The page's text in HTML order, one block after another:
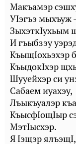
Макъамэр
УIэгъэ мыхъуж
ЗыхэткIухьым
И гъыбзэу
КъыщIохьэхэр
КъыдокIхэр
Шууейхэр си
Сабаем иуахэу,
Лъыкъуалэр
КъысфIощIыр
МэтIысхэр.
Я Iэщэр